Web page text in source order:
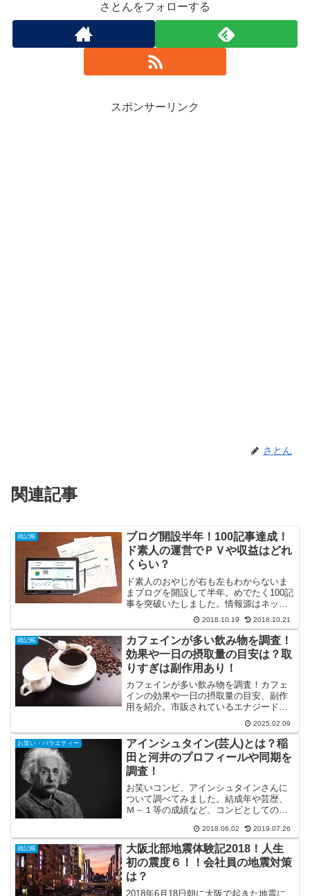
さとんをフォローする
スポンサーリンク
さとん
関連記事
雑記帳
ブログ開設半年！100記事達成！
ド素人の運営でＰＶや収益はどれ
くらい？
ド素人のおやじが右も左もわからないま
まブログを開設して半年。めでたく100記
事を突破いたしました。情報源はネット
に転がる無料情報のみの素人運営でＰＶ
や収益はどれくらいになったのか！地味
な運営報告をお届けいたします！
2018.10.19 2018.10.21
雑記帳
カフェインが多い飲み物を調査！
効果や一日の摂取量の目安は？取
りすぎは副作用あり！
カフェインが多い飲み物を調査！カフェ
インの効果や一日の摂取量の目安、副作
用を紹介。市販されているエナジードリ
ンクや栄養ドリンクの中にカフェインが
どれくらい含まれているのか？多く含ま
れる飲料と合わせて調べてみました。
2025.02.09
お笑い・バラエティー
アインシュタイン(芸人)とは？稲
田と河井のプロフィールや同期を
調査！
お笑いコンビ、アインシュタインさんに
ついて調べてみました。結成年や芸歴、
Ｍ－１等の成績など、コンビとしての経
ロフィールを紹介！ＮＳＣ出身であるお
二人の、同期芸人さんは誰がいるのか？
も合わせて調査しました！！
2018.06.02 2019.07.26
雑記帳
大阪北部地震体験記2018！人生
初の震度６！！会社員の地震対策
は？
2018年6月18日朝に大阪で起きた地震に